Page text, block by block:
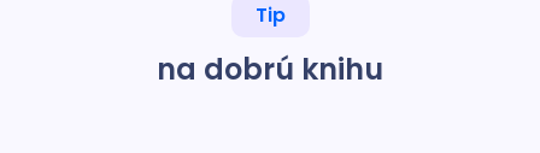
Tip
na dobrú knihu